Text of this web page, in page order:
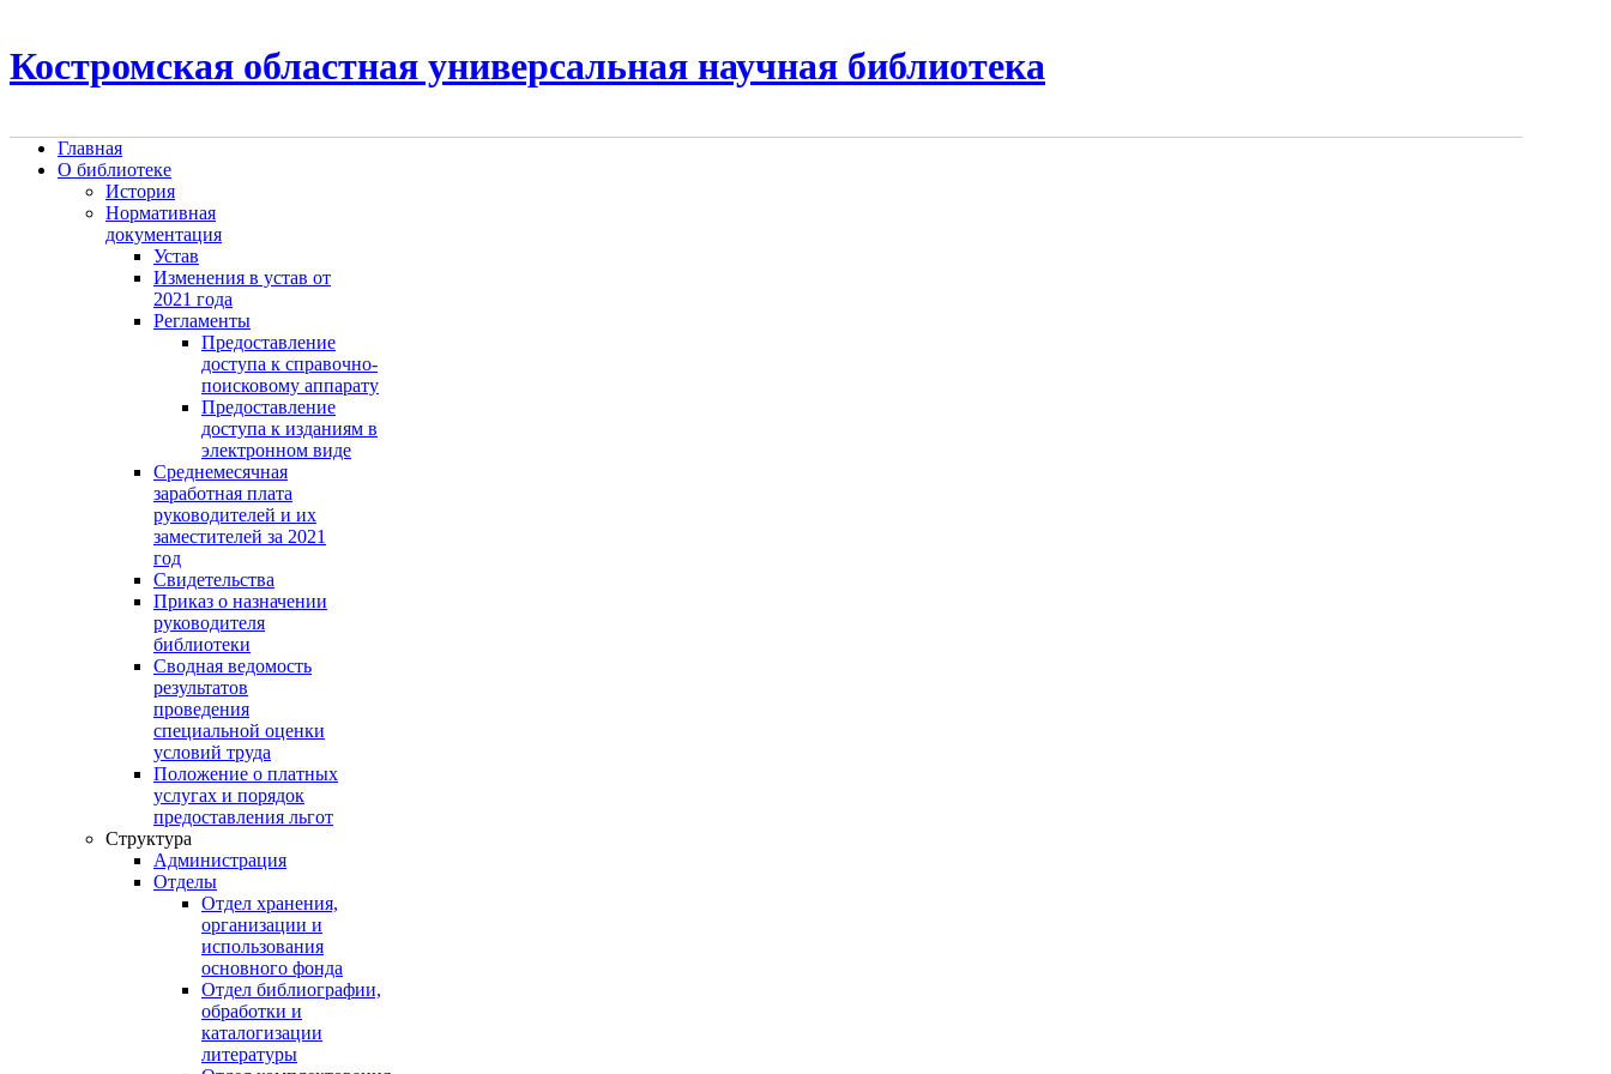
Костромская областная универсальная научная библиотека
Главная
О библиотеке
История
Нормативная
документация
Устав
Изменения в устав от
2021 года
Регламенты
Предоставление
доступа к справочно-
поисковому аппарату
Предоставление
доступа к изданиям в
электронном виде
Среднемесячная
заработная плата
руководителей и их
заместителей за 2021
год
Свидетельства
Приказ о назначении
руководителя
библиотеки
Сводная ведомость
результатов
проведения
специальной оценки
условий труда
Положение о платных
услугах и порядок
предоставления льгот
Структура
Администрация
Отделы
Отдел хранения,
организации и
использования
основного фонда
Отдел библиографии,
обработки и
каталогизации
литературы